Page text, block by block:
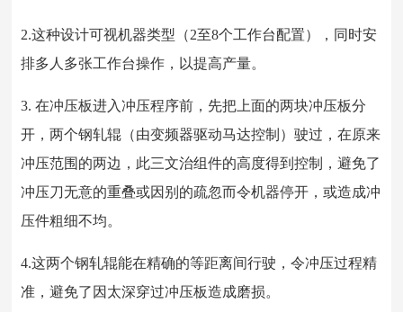
2.这种设计可视机器类型（2至8个工作台配置），同时安
排多人多张工作台操作，以提高产量。
3. 在冲压板进入冲压程序前，先把上面的两块冲压板分
开，两个钢轧辊（由变频器驱动马达控制）驶过，在原来
冲压范围的两边，此三文治组件的高度得到控制，避免了
冲压刀无意的重叠或因别的疏忽而令机器停开，或造成冲
压件粗细不均。
4.这两个钢轧辊能在精确的等距离间行驶，令冲压过程精
准，避免了因太深穿过冲压板造成磨损。